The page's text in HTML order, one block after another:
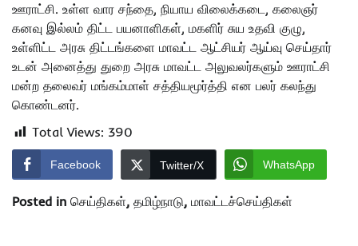
ஊராட்சி. உள்ள வார சந்தை, நியாய விலைக்கடை, கலைஞர்
கனவு இல்லம் திட்ட பயனாளிகள், மகளிர் சுய உதவி குழு,
உள்ளிட்ட அரசு திட்டங்களை மாவட்ட ஆட்சியர் ஆய்வு செய்தார்
உடன் அனைத்து துறை அரசு மாவட்ட அலுவலர்களும் ஊராட்சி
மன்ற தலைவர் மங்கம்மாள் சத்தியமூர்த்தி என பலர் கலந்து
கொண்டனர்.
Total Views: 390
Facebook Twitter/X WhatsApp
Posted in செய்திகள், தமிழ்நாடு, மாவட்டச்செய்திகள்